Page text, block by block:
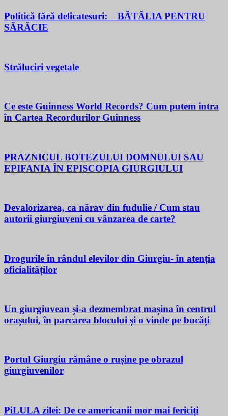
Politică fără delicatesuri: BĂTĂLIA PENTRU
SĂRĂCIE
Străluciri vegetale
Ce este Guinness World Records? Cum putem intra
în Cartea Recordurilor Guinness
PRAZNICUL BOTEZULUI DOMNULUI SAU
EPIFANIA ÎN EPISCOPIA GIURGIULUI
Devalorizarea, ca nărav din fudulie / Cum stau
autorii giurgiuveni cu vânzarea de carte?
Drogurile în rândul elevilor din Giurgiu- în atenția
oficialităților
Un giurgiuvean și-a dezmembrat mașina în centrul
orașului, în parcarea blocului și o vinde pe bucăți
Portul Giurgiu rămâne o rușine pe obrazul
giurgiuvenilor
PiLULA zilei: De ce americanii mor mai fericiți